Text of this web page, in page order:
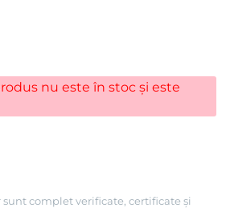
nu este în stoc și este
complet verificate, certificate și